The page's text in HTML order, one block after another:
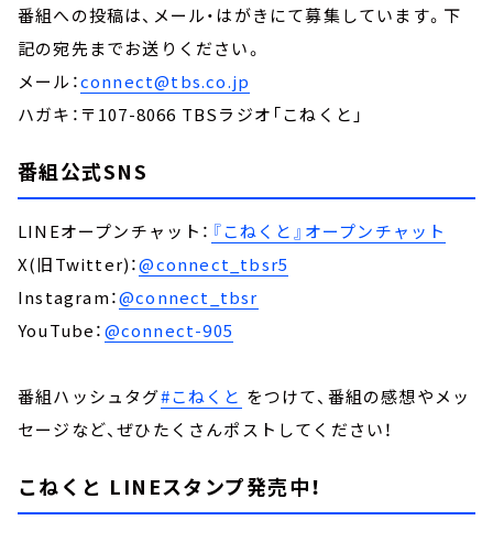
番組への投稿は、メール・はがきにて募集しています。下
記の宛先までお送りください。
メール：connect@tbs.co.jp
ハガキ：〒107-8066 TBSラジオ「こねくと」
番組公式SNS
LINEオープンチャット： 『こねくと』オープンチャット
X(旧Twitter)：@connect_tbsr5
Instagram：@connect_tbsr
YouTube：@connect-905
番組ハッシュタグ#こねくと をつけて、番組の感想やメッ
セージなど、ぜひたくさんポストしてください！
こねくと LINEスタンプ発売中！